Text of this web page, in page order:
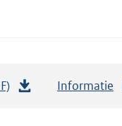
Informatie